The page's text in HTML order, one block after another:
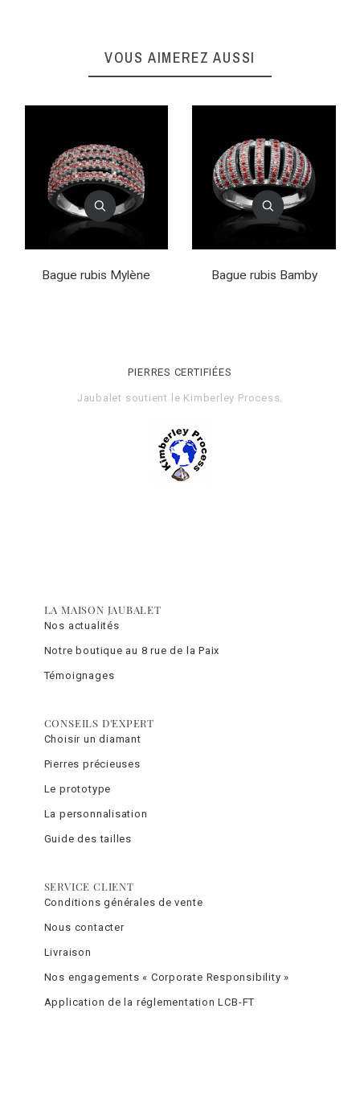
VOUS AIMEREZ AUSSI
Bague rubis Mylène Bague rubis Bamby
PIERRES CERTIFIÉES
Jaubalet soutient le Kimberley Process.
LA MAISON JAUBALET
Nos actualités
Notre boutique au 8 rue de la Paix
Témoignages
CONSEILS D'EXPERT
Choisir un diamant
Pierres précieuses
Le prototype
La personnalisation
Guide des tailles
SERVICE CLIENT
Conditions générales de vente
Nous contacter
Livraison
Nos engagements « Corporate Responsibility »
Application de la réglementation LCB-FT